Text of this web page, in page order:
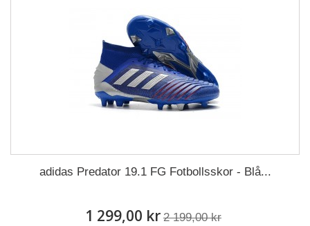
adidas Predator 19.1 FG Fotbollsskor - Blå...
1 299,00 kr 2 199,00 kr